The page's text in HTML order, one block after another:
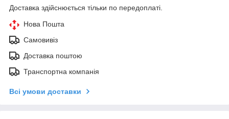
Доставка здійснюється тільки по передоплаті.
Нова Пошта
Самовивіз
Доставка поштою
Транспортна компанія
Всі умови доставки